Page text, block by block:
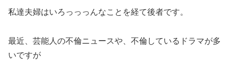
私達夫婦はいろっっっんなことを経て後者です。
最近、芸能人の不倫ニュースや、不倫しているドラマが多
いですが